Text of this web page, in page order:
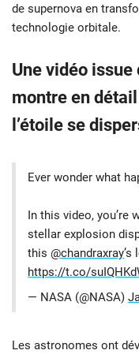
de supernova en
technologie orbitale.
Une vidéo issue
montre en
l’étoile se
Ever wonder what
In this video, you’re
stellar explosion
this @chandraxray’s
https://t.co/
— NASA (@NASA)
Les astronomes ont